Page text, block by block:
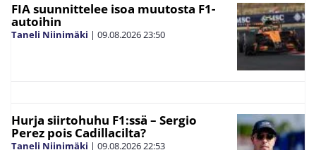
FIA suunnittelee isoa muutosta F1-
autoihin
Taneli Niinimäki | 09.08.202623:50
Hurja siirtohuhu F1:ssä – Sergio
Perez pois Cadillacilta?
Taneli Niinimäki | 09.08.202622:53